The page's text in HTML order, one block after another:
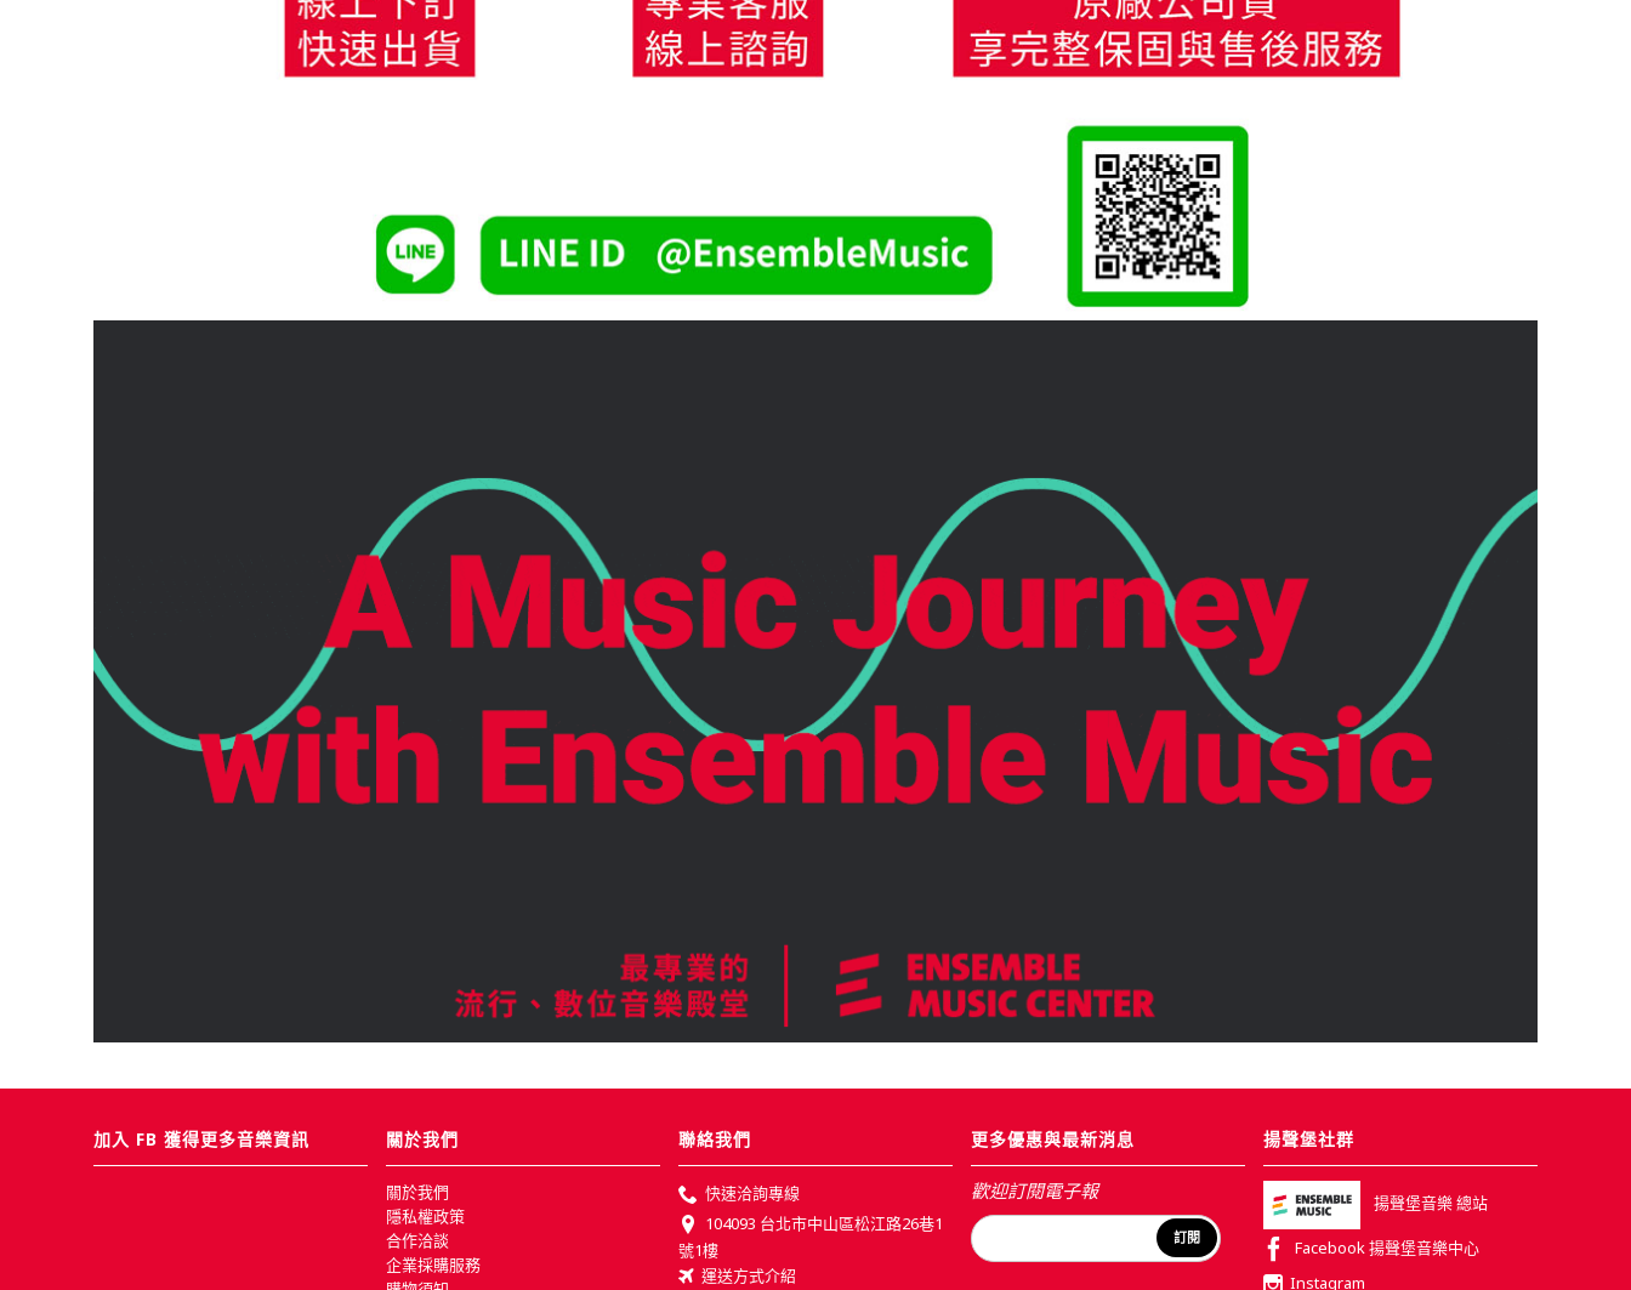
加入 FB 獲得更多音樂資訊 關於我們
關於我們
隱私權政策
合作洽談
企業採購服務
聯絡我們
快速洽詢專線
104093 台北市中山區松江路26巷1
號1樓
運送方式介紹
更多優惠與最新消息
歡迎訂閱電子報
訂閱
揚聲堡社群
揚聲堡音樂 總站
Facebook 揚聲堡音樂中心
Instagram